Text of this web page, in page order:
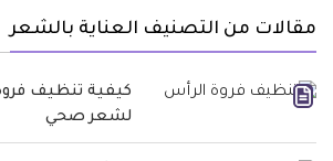
مقالات من التصنيف العناية بالشعر
كيفية تنظيف
لشعر صحي